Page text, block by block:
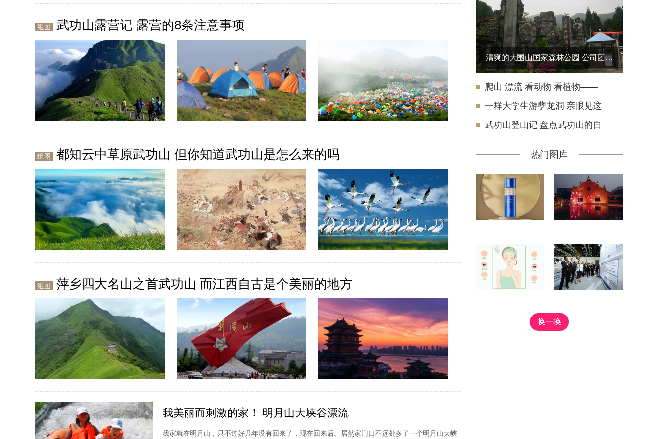
组图 武功山露营记 露营的8条注意事项
组图 都知云中草原武功山 但你知道武功山是怎么来的吗
组图 萍乡四大名山之首武功山 而江西自古是个美丽的地方
我美丽而刺激的家！ 明月山大峡谷漂流
我家就在明月山，只不过好几年没有回来了，现在回来后。居然家门口不远处多了一个明月山大峡
清爽的大围山国家森林公园 公司团建之旅
爬山 漂流 看动物 看植物——
一群大学生游孽龙洞 亲眼见这
武功山登山记 盘点武功山的自
热门图库
换一换